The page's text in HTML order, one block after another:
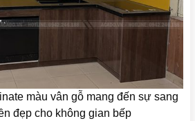
màu vân gỗ mang đến sự sang
đẹp cho không gian bếp